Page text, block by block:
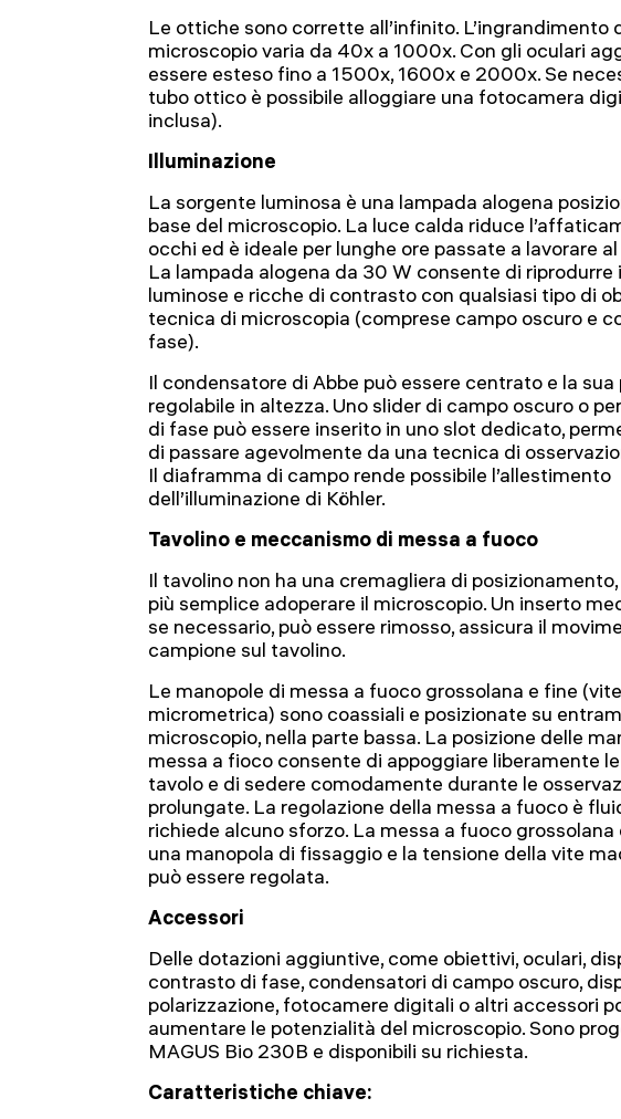
Le ottiche sono corrette all’infinito. L’ingrandimento
microscopio varia da 40x a 1000x. Con gli oculari
essere esteso fino a 1500x, 1600x e 2000x. Se
tubo ottico è possibile alloggiare una fotocamera
inclusa).
Illuminazione
La sorgente luminosa è una lampada alogena
base del microscopio. La luce calda riduce
occhi ed è ideale per lunghe ore passate a lavorare
La lampada alogena da 30 W consente di riprodurre
luminose e ricche di contrasto con qualsiasi tipo di
tecnica di microscopia (comprese campo oscuro e
fase).
Il condensatore di Abbe può essere centrato e la sua
regolabile in altezza. Uno slider di campo oscuro o
di fase può essere inserito in uno slot dedicato,
di passare agevolmente da una tecnica di
Il diaframma di campo rende possibile l’allestimento
dell’illuminazione di Köhler.
Tavolino e meccanismo di messa a fuoco
Il tavolino non ha una cremagliera di
più semplice adoperare il microscopio. Un inserto
se necessario, può essere rimosso, assicura il
campione sul tavolino.
Le manopole di messa a fuoco grossolana e fine
micrometrica) sono coassiali e posizionate su
microscopio, nella parte bassa. La posizione delle
messa a fioco consente di appoggiare liberamente
tavolo e di sedere comodamente durante le
prolungate. La regolazione della messa a fuoco è
richiede alcuno sforzo. La messa a fuoco
una manopola di fissaggio e la tensione della vite
può essere regolata.
Accessori
Delle dotazioni aggiuntive, come obiettivi, oculari,
contrasto di fase, condensatori di campo oscuro,
polarizzazione, fotocamere digitali o altri accessori
aumentare le potenzialità del microscopio. Sono
MAGUS Bio 230B e disponibili su richiesta.
Caratteristiche chiave: